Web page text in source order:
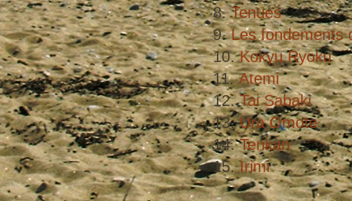
Tenues
Les fondements
Kokyu Ryoku
Atemi
Tai Sabaki
Ura Omote
Tenkan
Irimi